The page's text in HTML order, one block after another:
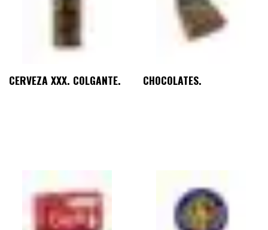
CERVEZA XXX. COLGANTE. CHOCOLATES.